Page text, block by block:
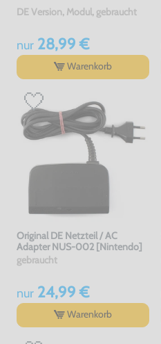
DE Version, Modul, gebraucht
nur28,99 €
Warenkorb
Original DE Netzteil / AC
Adapter NUS-002 [Nintendo]
gebraucht
nur24,99 €
Warenkorb